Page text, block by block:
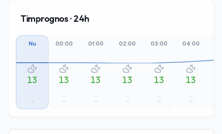
Timprognos · 24h
Nu
13
–
00:00
13
–
01:00
13
–
02:00
13
–
03:00
13
–
04:00
13
–